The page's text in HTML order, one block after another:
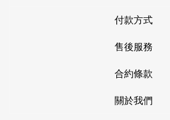
付款方式
售後服務
合約條款
關於我們